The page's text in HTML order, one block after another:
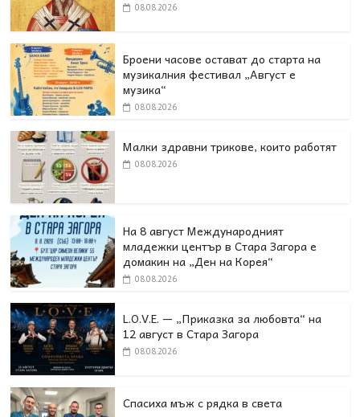
08.08.2026
Броени часове остават до старта на
музикалния фестивал „Август е
музика“
08.08.2026
Малки здравни трикове, които работят
08.08.2026
На 8 август Международният
младежки център в Стара Загора е
домакин на „Ден на Корея“
08.08.2026
L.O.V.E. — „Приказка за любовта“ на
12 август в Стара Загора
08.08.2026
Спасиха мъж с рядка в света